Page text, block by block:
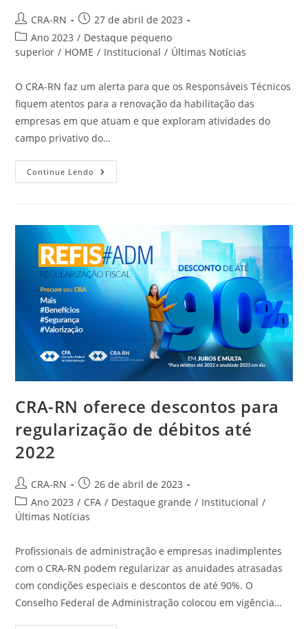
Autor
do
post:
CRA-RN
Post
publicado:
27 de abril de 2023
Categoria
do
Ano 2023 / Destaque pequeno
superior / HOME / Institucional / Últimas Notícias
O CRA-RN faz um alerta para que os Responsáveis Técnicos
fiquem atentos para a renovação da habilitação das
empresas em que atuam e que exploram atividades do
campo privativo do…
Continue Lendo Responsáveis
Técnicos
Renovação
Da
Habilitação
CRA-RN oferece descontos para
regularização de débitos até
2022
Autor
do
post:
CRA-RN
Post
publicado:
26 de abril de 2023
Categoria
do
Ano 2023 / CFA / Destaque grande / Institucional /
Últimas Notícias
Profissionais de administração e empresas inadimplentes
com o CRA-RN podem regularizar as anuidades atrasadas
com condições especiais e descontos de até 90%. O
Conselho Federal de Administração colocou em vigência…